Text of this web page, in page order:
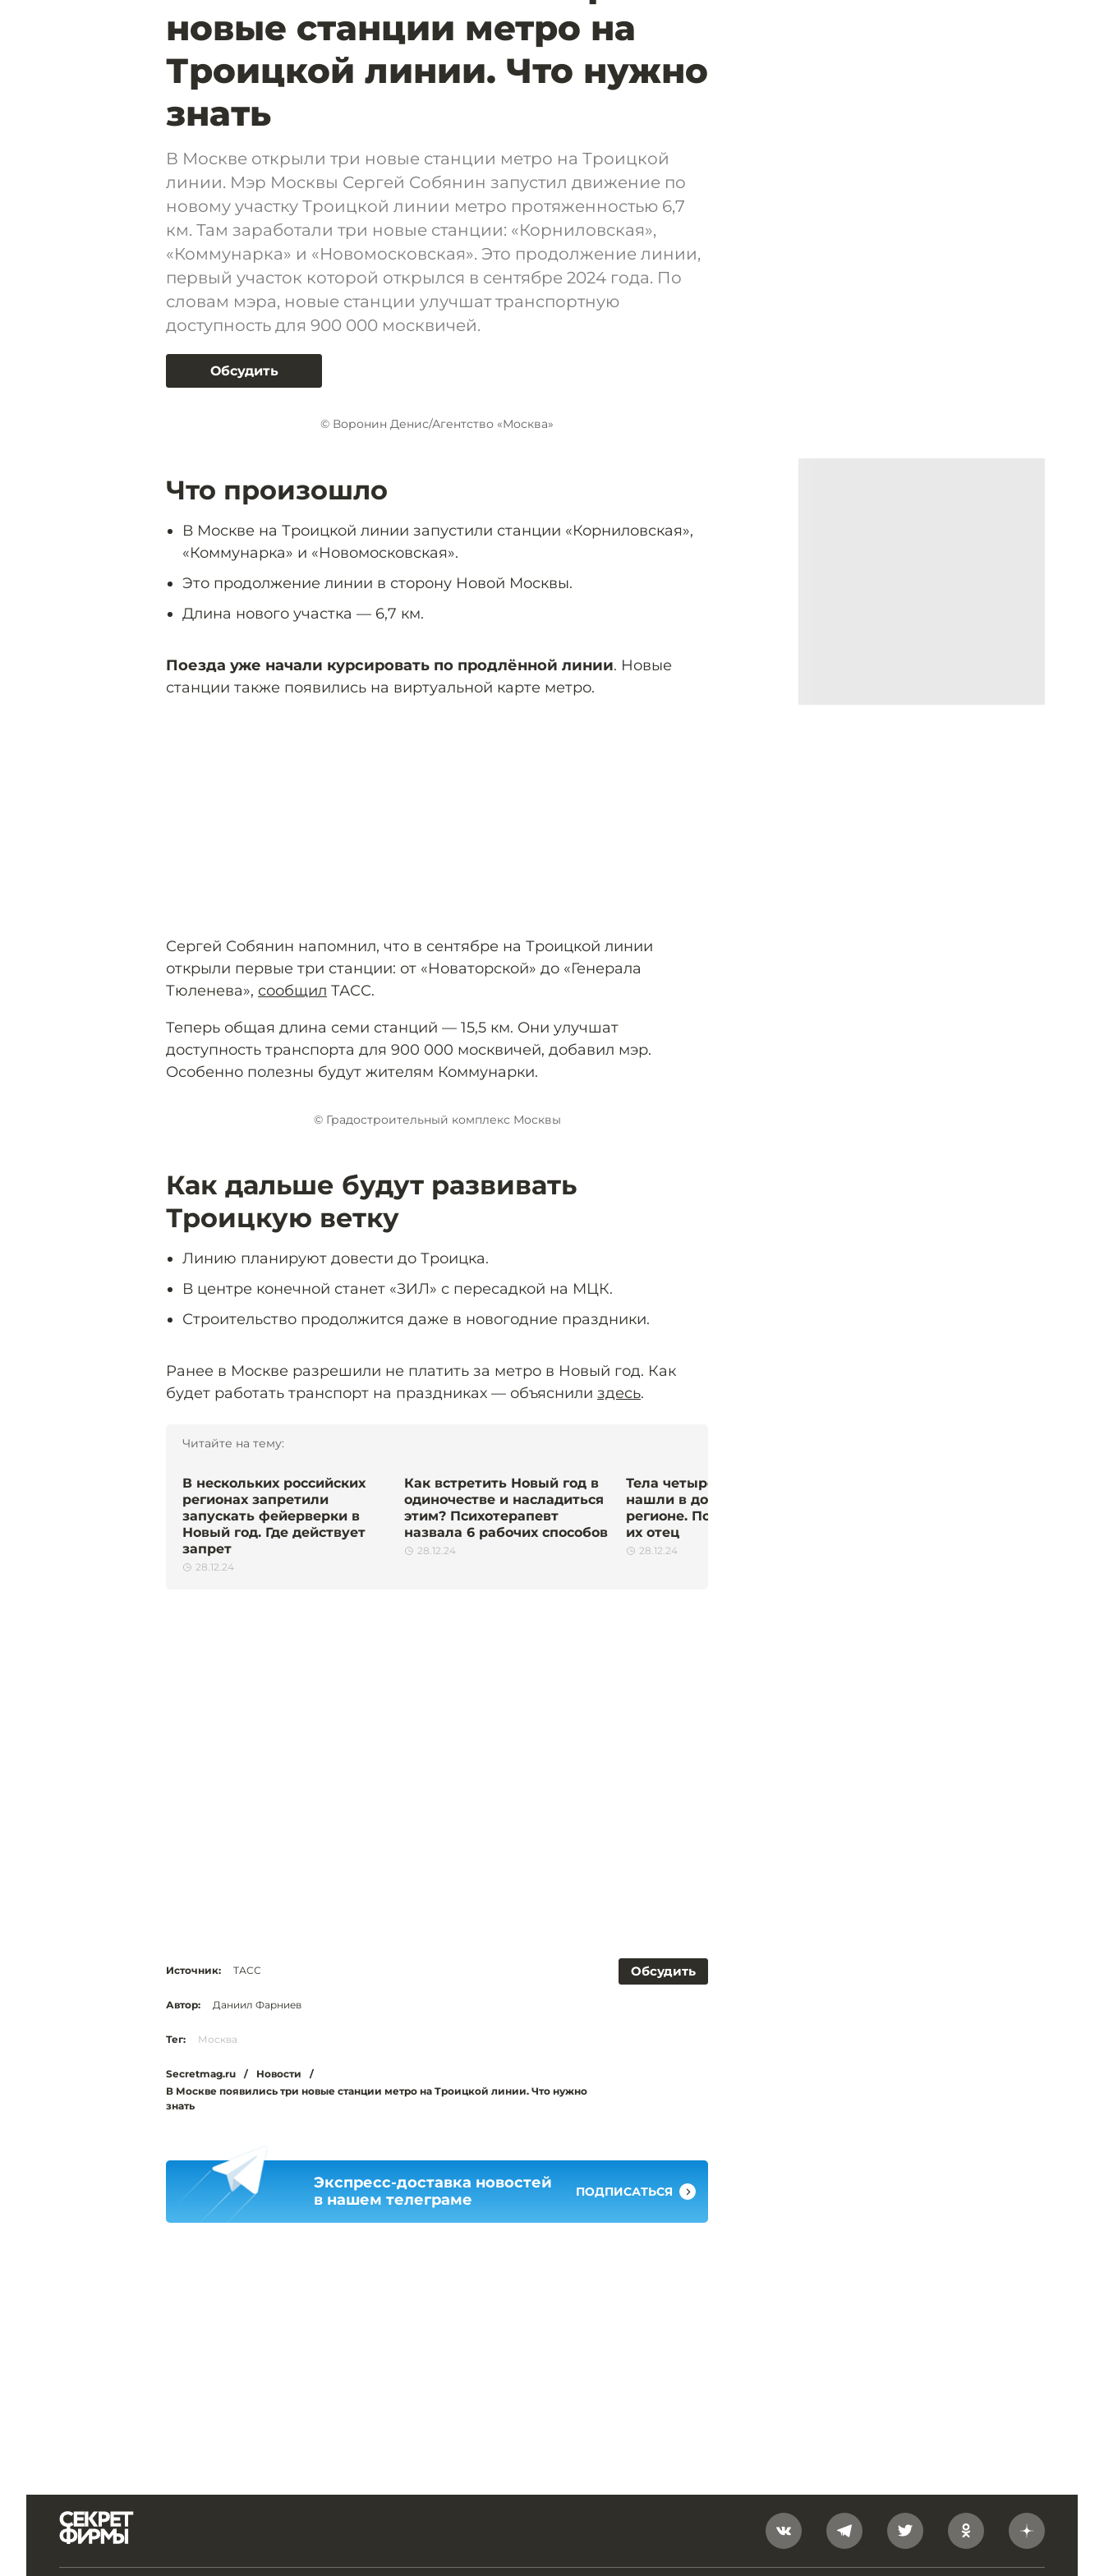
новые станции метро на
Троицкой линии. Что нужно
знать
В Москве открыли три новые станции метро на Троицкой
линии. Мэр Москвы Сергей Собянин запустил движение по
новому участку Троицкой линии метро протяженностью 6,7
км. Там заработали три новые станции: «Корниловская»,
«Коммунарка» и «Новомосковская». Это продолжение линии,
первый участок которой открылся в сентябре 2024 года. По
словам мэра, новые станции улучшат транспортную
доступность для 900 000 москвичей.
Обсудить
© Воронин Денис/Агентство «Москва»
Что произошло
В Москве на Троицкой линии запустили станции «Корниловская»,
«Коммунарка» и «Новомосковская».
Это продолжение линии в сторону Новой Москвы.
Длина нового участка — 6,7 км.
Поезда уже начали курсировать по продлённой линии. Новые
станции также появились на виртуальной карте метро.
Сергей Собянин напомнил, что в сентябре на Троицкой линии
открыли первые три станции: от «Новаторской» до «Генерала
Тюленева», сообщил ТАСС.
Теперь общая длина семи станций — 15,5 км. Они улучшат
доступность транспорта для 900 000 москвичей, добавил мэр.
Особенно полезны будут жителям Коммунарки.
© Градостроительный комплекс Москвы
Как дальше будут развивать
Троицкую ветку
Линию планируют довести до Троицка.
В центре конечной станет «ЗИЛ» с пересадкой на МЦК.
Строительство продолжится даже в новогодние праздники.
Ранее в Москве разрешили не платить за метро в Новый год. Как
будет работать транспорт на праздниках — объяснили здесь.
Читайте на тему:
В нескольких российских
регионах запретили
запускать фейерверки в
Новый год. Где действует
запрет
28.12.24
Как встретить Новый год в
одиночестве и насладиться
этим? Психотерапевт
назвала 6 рабочих способов
28.12.24
Тела четырёх убитых детей
нашли в доме в российском
регионе. Под подозрением
их отец
28.12.24
Обсудить
Источник: ТАСС
Автор: Даниил Фарниев
Тег: Москва
Secretmag.ru / Новости
/
В Москве появились три новые станции метро на Троицкой линии. Что нужно
знать
Экспресс-доставка новостей
в нашем телеграме
ПОДПИСАТЬСЯ